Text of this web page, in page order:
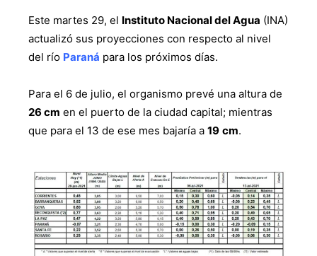
Este martes 29, el Instituto Nacional del Agua (INA)
actualizó sus proyecciones con respecto al nivel
del río Paraná para los próximos días.
Para el 6 de julio, el organismo prevé una altura de
26 cm en el puerto de la ciudad capital; mientras
que para el 13 de ese mes bajaría a 19 cm.